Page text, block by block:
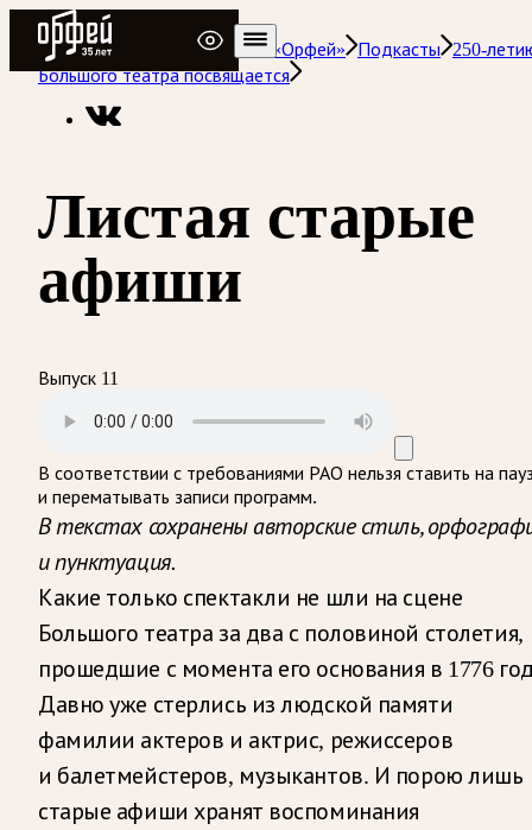
Радио Орфей
Радио классической музыки «Орфей»
Подкасты
250-
Большого театра посвящается
Листая старые
афиши
Выпуск 11
В соответствии с требованиями РАО нельзя ставить на
и перематывать записи программ.
В текстах сохранены авторские стиль,
и пунктуация.
Какие только спектакли не шли на сцене
Большого театра за два с половиной столетия,
прошедшие с момента его основания в 1776
Давно уже стерлись из людской памяти
фамилии актеров и актрис, режиссеров
и балетмейстеров, музыкантов. И порою лишь
старые афиши хранят воспоминания